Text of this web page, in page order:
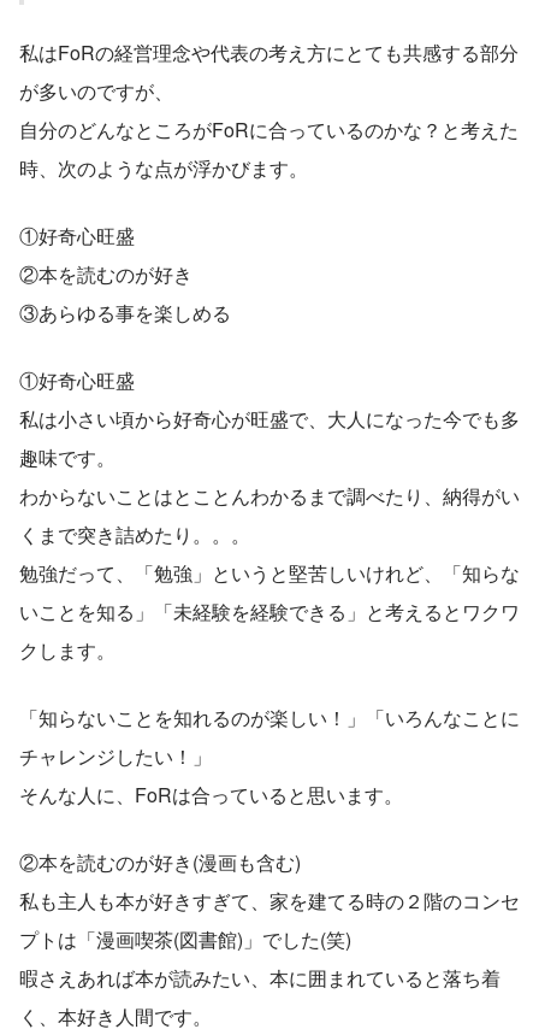
私はFoRの経営理念や代表の考え方にとても共感する部分
が多いのですが、
自分のどんなところがFoRに合っているのかな？と考えた
時、次のような点が浮かびます。
①好奇心旺盛
②本を読むのが好き
③あらゆる事を楽しめる
①好奇心旺盛
私は小さい頃から好奇心が旺盛で、大人になった今でも多
趣味です。
わからないことはとことんわかるまで調べたり、納得がい
くまで突き詰めたり。。。
勉強だって、「勉強」というと堅苦しいけれど、「知らな
いことを知る」「未経験を経験できる」と考えるとワクワ
クします。
「知らないことを知れるのが楽しい！」「いろんなことに
チャレンジしたい！」
そんな人に、FoRは合っていると思います。
②本を読むのが好き(漫画も含む)
私も主人も本が好きすぎて、家を建てる時の２階のコンセ
プトは「漫画喫茶(図書館)」でした(笑)
暇さえあれば本が読みたい、本に囲まれていると落ち着
く、本好き人間です。